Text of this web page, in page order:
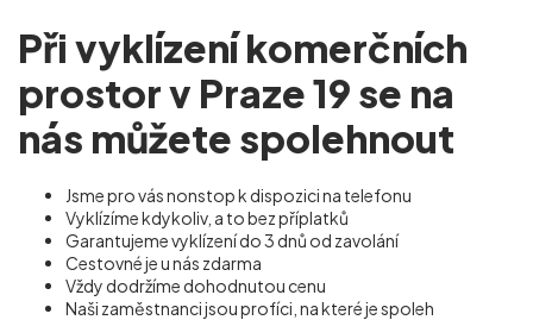
Při vyklízení komerčních
prostor v Praze 19 se na
nás můžete spolehnout
Jsme pro vás nonstop k dispozici na telefonu
Vyklízíme kdykoliv, a to bez příplatků
Garantujeme vyklízení do 3 dnů od zavolání
Cestovné je u nás zdarma
Vždy dodržíme dohodnutou cenu
Naši zaměstnanci jsou profíci, na které je spoleh